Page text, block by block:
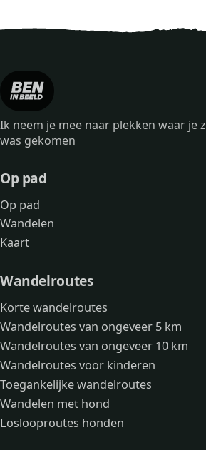
Ik neem je mee naar plekken waar je
was gekomen
Op pad
Op pad
Wandelen
Kaart
Wandelroutes
Korte wandelroutes
Wandelroutes van ongeveer 5 km
Wandelroutes van ongeveer 10 km
Wandelroutes voor kinderen
Toegankelijke wandelroutes
Wandelen met hond
Loslooproutes honden